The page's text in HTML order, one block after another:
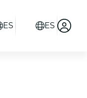
ES ES